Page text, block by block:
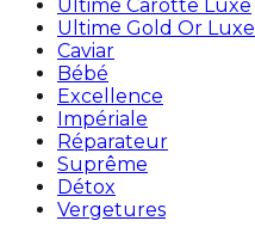
Ultime Carotte Luxe
Ultime Gold Or Luxe
Caviar
Bébé
Excellence
Impériale
Réparateur
Suprême
Détox
Vergetures